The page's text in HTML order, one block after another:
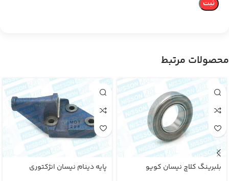
محصولات مرتبط
بلبرینگ کلاچ نیسان کویو پایه دینام نیسان انژکتوری